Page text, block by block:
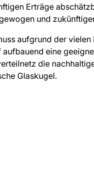
Erträge
und
aufgrund der
eine
die
Glaskugel.